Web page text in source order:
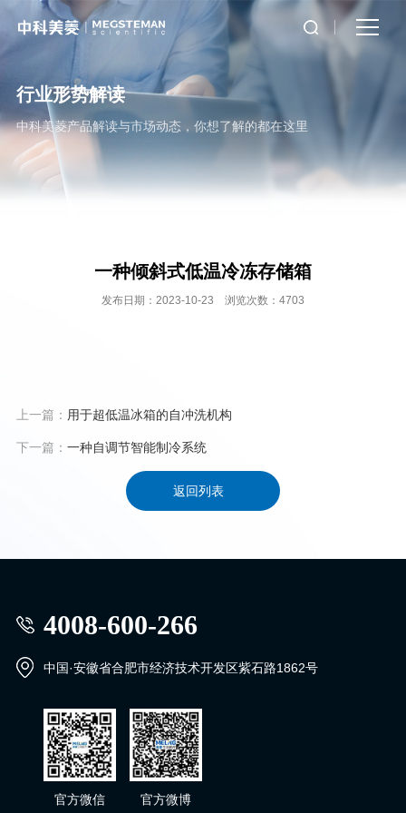
行业形势解读
中科美菱产品解读与市场动态，你想了解的都在这里
一种倾斜式低温冷冻存储箱
发布日期：2023-10-23 浏览次数：4703
上一篇： 用于超低温冰箱的自冲洗机构
下一篇： 一种自调节智能制冷系统
返回列表
4008-600-266
中国·安徽省合肥市经济技术开发区紫石路1862号
官方微信 官方微博